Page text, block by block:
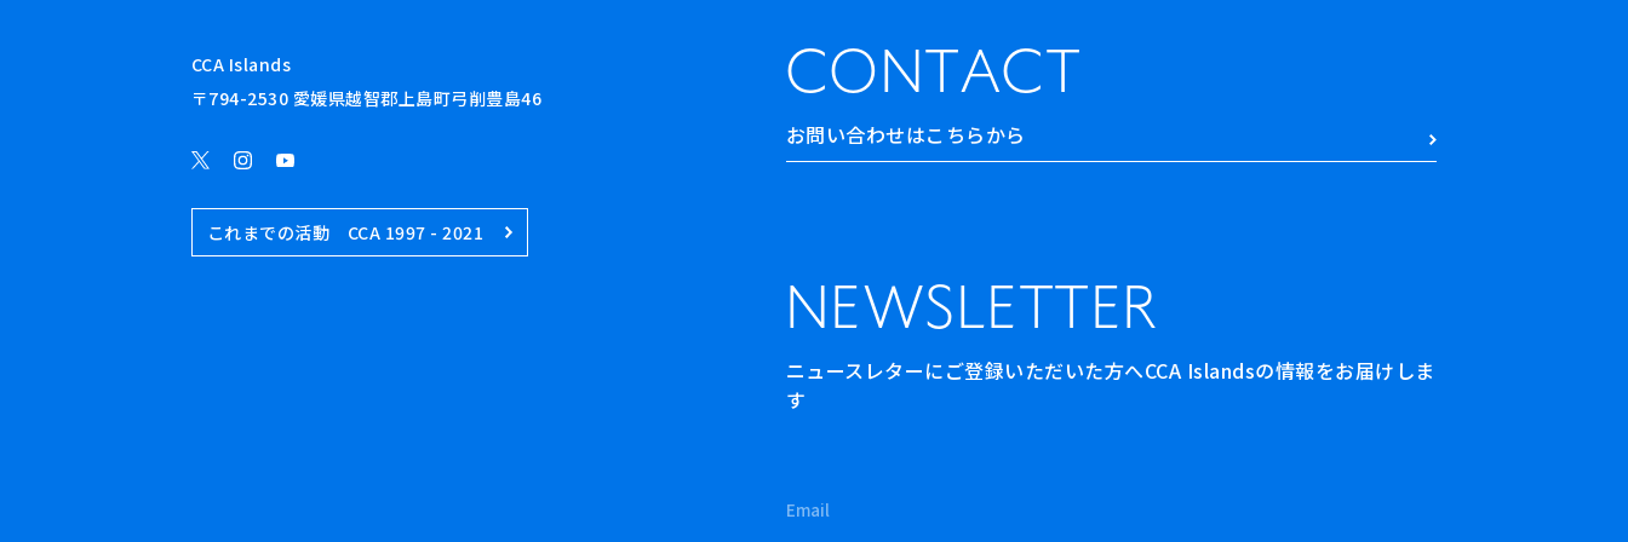
CONTACT
お問い合わせはこちらから
NEWSLETTER
ニュースレターにご登録いただいた方へCCA Islandsの情報をお届けしま
す
CCA Islands
〒794-2530 愛媛県越智郡上島町弓削豊島46
これまでの活動 CCA 1997 - 2021